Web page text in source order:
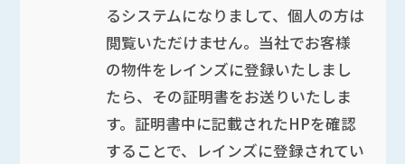
るシステムになりまして、個人の方は
閲覧いただけません。当社でお客様
の物件をレインズに登録いたしまし
たら、その証明書をお送りいたしま
す。証明書中に記載されたHPを確認
することで、レインズに登録されてい